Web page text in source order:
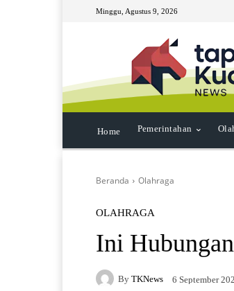
Minggu, Agustus 9, 2026
Home Pemerintahan
Beranda Olahraga
OLAHRAGA
Ini
By TKNews 6 September